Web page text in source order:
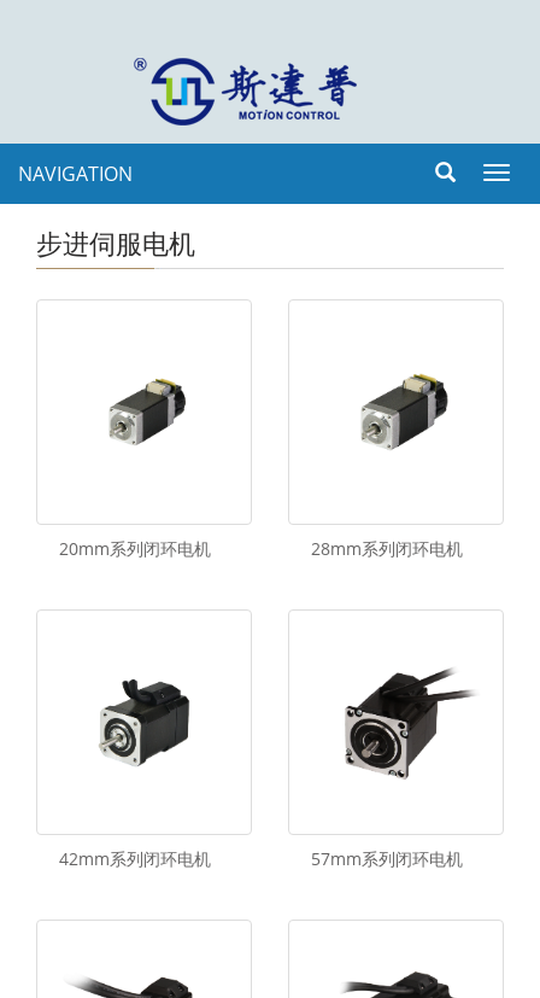
NAVIGATION
步进伺服电机
20mm系列闭环电机 28mm系列闭环电机
42mm系列闭环电机 57mm系列闭环电机